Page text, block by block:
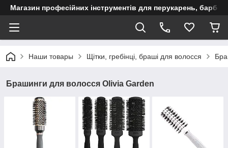
Магазин професійних інструментів для перукарень,
Наши товары Щітки, гребінці, браші для волосся
Брашинги для волосся Olivia Garden